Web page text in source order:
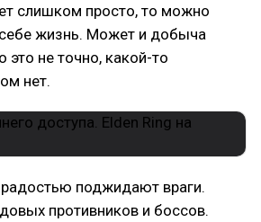
слишком просто, то можно
жизнь. Может и добыча
это не точно, какой-то
нет.
поджидают враги.
противников и боссов.